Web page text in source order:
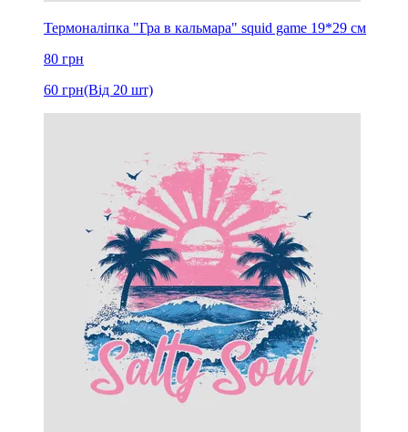
Термоналіпка "Гра в кальмара" squid game 19*29 см
80 грн
60 грн(Від 20 шт)